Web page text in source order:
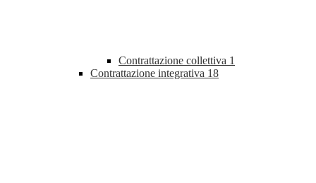
Contrattazione collettiva 1
Contrattazione integrativa 18